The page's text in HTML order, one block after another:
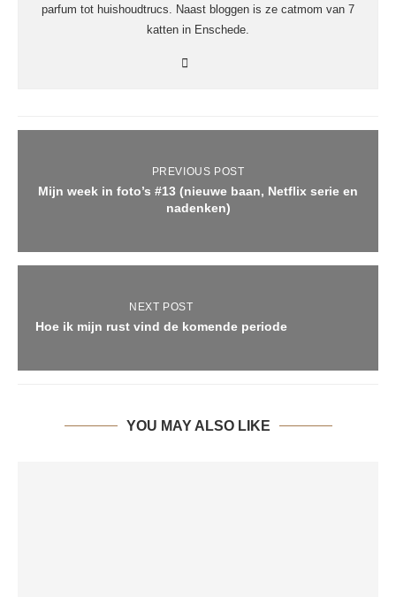
parfum tot huishoudtrucs. Naast bloggen is ze catmom van 7
katten in Enschede.
PREVIOUS POST
Mijn week in foto’s #13 (nieuwe baan, Netflix serie en
nadenken)
NEXT POST
Hoe ik mijn rust vind de komende periode
YOU MAY ALSO LIKE